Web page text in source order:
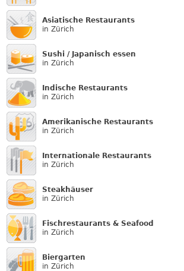
Asiatische Restaurants
in Zürich
Sushi / Japanisch essen
in Zürich
Indische Restaurants
in Zürich
Amerikanische Restaurants
in Zürich
Internationale Restaurants
in Zürich
Steakhäuser
in Zürich
Fischrestaurants & Seafood
in Zürich
Biergarten
in Zürich